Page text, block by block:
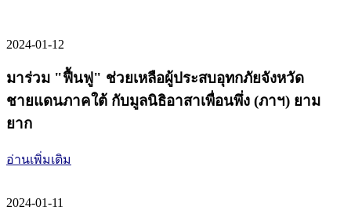
2024-01-12
มาร่วม "ฟื้นฟู" ช่วยเหลือผู้ประสบอุทกภัยจังหวัด
ชายแดนภาคใต้ กับมูลนิธิอาสาเพื่อนพึ่ง (ภาฯ) ยาม
ยาก
อ่านเพิ่มเติม
2024-01-11